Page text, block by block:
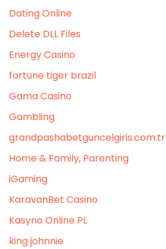
Dating Online
Delete DLL Files
Energy Casino
fortune tiger brazil
Gama Casino
Gambling
grandpashabetguncelgiris.com.tr
Home & Family, Parenting
iGaming
KaravanBet Casino
Kasyno Online PL
king johnnie